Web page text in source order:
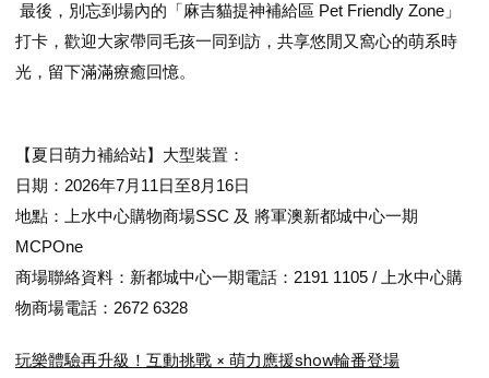
最後，別忘到場內的「麻吉貓提神補給區 Pet Friendly Zone」
打卡，歡迎大家帶同毛孩一同到訪，共享悠閒又窩心的萌系時
光，留下滿滿療癒回憶。
【夏日萌力補給站】大型裝置：
日期：2026年7月11日至8月16日
地點：上水中心購物商場SSC 及 將軍澳新都城中心一期
MCPOne
商場聯絡資料：新都城中心一期電話：2191 1105 / 上水中心購
物商場電話：2672 6328
玩樂體驗再升級！互動挑戰 × 萌力應援show輪番登場